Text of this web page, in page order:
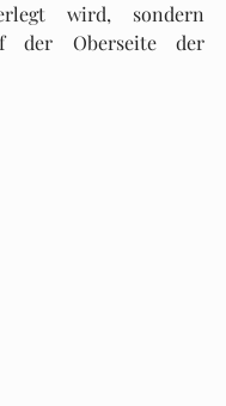
wird, son­dern
der Oberseite der